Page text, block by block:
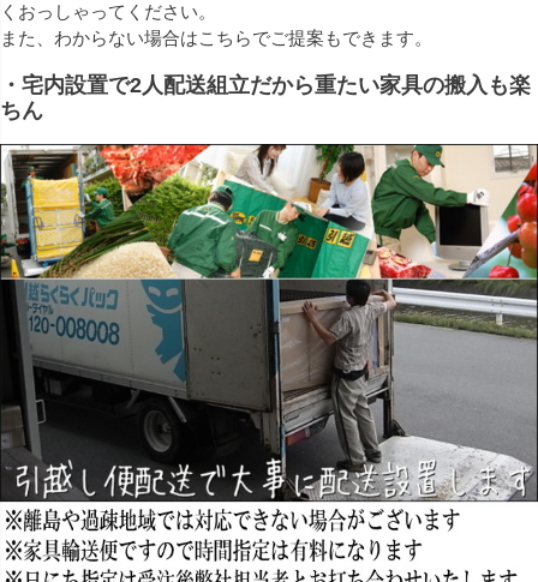
くおっしゃってください。
また、わからない場合はこちらでご提案もできます。
・宅内設置で2人配送組立だから重たい家具の搬入も楽
ちん